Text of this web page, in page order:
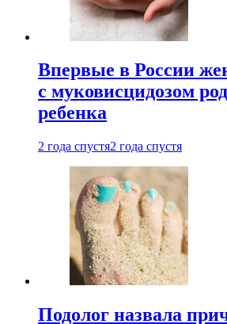
Впервые в России
с муковисцидозом
ребенка
2 года спустя2 года спустя
Подолог назвала